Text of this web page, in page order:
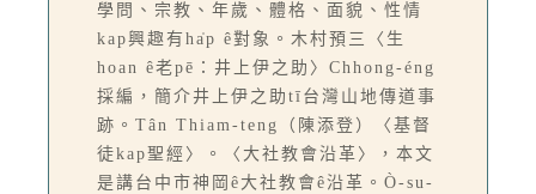
學問、宗教、年歲、體格、面貌、性情
kap興趣有ha̍p ê對象。木村預三〈生
hoan ê老pē：井上伊之助〉Chhong-éng
採編，簡介井上伊之助tī台灣山地傳道事
跡。Tân Thiam-teng（陳添登）〈基督
徒kap聖經〉。〈大社教會沿革〉，本文
是講台中市神岡ê大社教會ê沿革。Ò-su-